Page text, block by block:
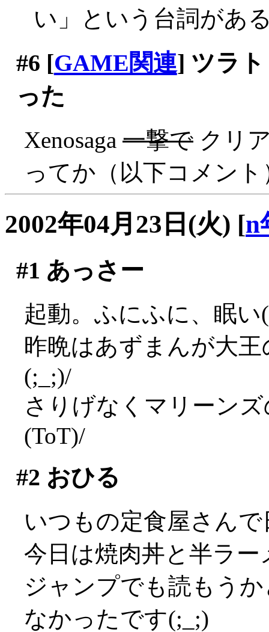
い」という台詞があ
#6 [GAME関連] ツラ
った
Xenosaga 一撃で クリ
ってか（以下コメント
2002年04月23日(火) [n
#1 あっさー
起動。ふにふに、眠
昨晩はあずまんが大
(;_;)/
さりげなくマリーン
(ToT)/
#2 おひる
いつもの定食屋さん
今日は焼肉丼と半ラ
ジャンプでも読もう
なかったです(;_;)